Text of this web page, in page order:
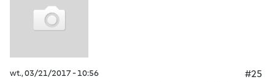
wt., 03/21/2017 - 10:56
#25